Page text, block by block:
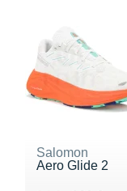
Salomon
Aero Glide 2